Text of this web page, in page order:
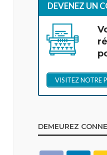
DEVENEZ UN
VISITEZ NOTRE
DEMEUREZ